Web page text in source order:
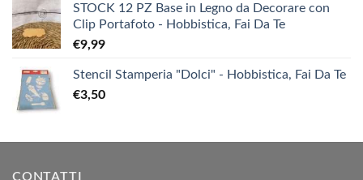
STOCK 12 PZ Base in Legno da Decorare con
Clip Portafoto - Hobbistica, Fai Da Te
€9,99
Stencil Stamperia "Dolci" - Hobbistica, Fai Da Te
€3,50
CONTATTI